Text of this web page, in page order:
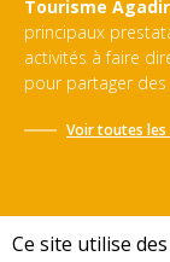
Ce site utilise
Tourisme
principaux
activités à faire
pour partager
Voir toutes